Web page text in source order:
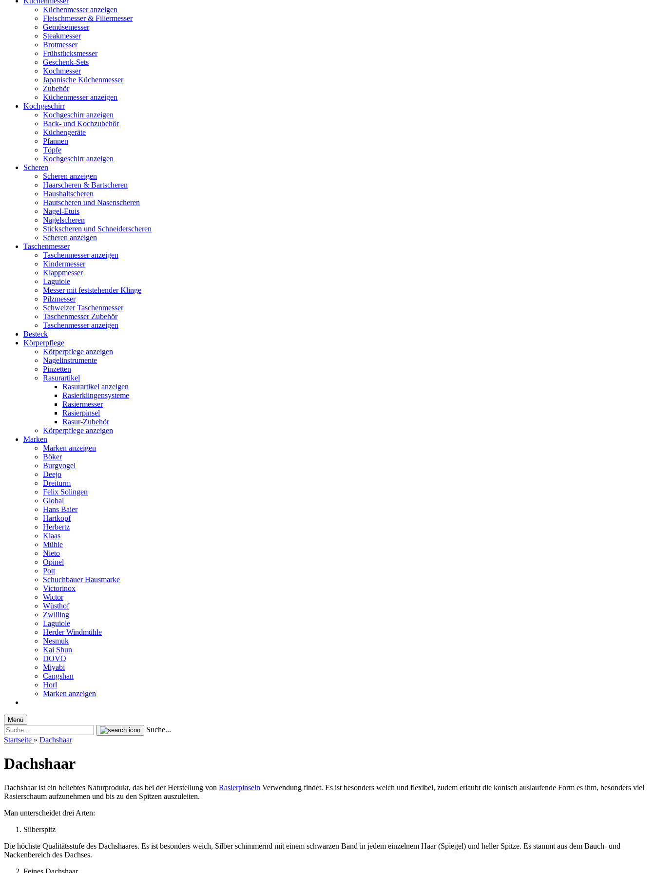
Küchenmesser anzeigen
Fleischmesser & Filiermesser
Gemüsemesser
Steakmesser
Brotmesser
Frühstücksmesser
Geschenk-Sets
Kochmesser
Japanische Küchenmesser
Zubehör
Küchenmesser anzeigen
Kochgeschirr
Kochgeschirr anzeigen
Back- und Kochzubehör
Küchengeräte
Pfannen
Töpfe
Kochgeschirr anzeigen
Scheren
Scheren anzeigen
Haarscheren & Bartscheren
Haushaltscheren
Hautscheren und Nasenscheren
Nagel-Etuis
Nagelscheren
Stickscheren und Schneiderscheren
Scheren anzeigen
Taschenmesser
Taschenmesser anzeigen
Kindermesser
Klappmesser
Laguiole
Messer mit feststehender Klinge
Pilzmesser
Schweizer Taschenmesser
Taschenmesser Zubehör
Taschenmesser anzeigen
Besteck
Körperpflege
Körperpflege anzeigen
Nagelinstrumente
Pinzetten
Rasurartikel
Rasurartikel anzeigen
Rasierklingensysteme
Rasiermesser
Rasierpinsel
Rasur-Zubehör
Körperpflege anzeigen
Marken
Marken anzeigen
Böker
Burgvogel
Deejo
Dreiturm
Felix Solingen
Global
Hans Baier
Hartkopf
Herbertz
Klaas
Mühle
Nieto
Opinel
Pott
Schuchbauer Hausmarke
Victorinox
Wictor
Wüsthof
Zwilling
Laguiole
Herder Windmühle
Nesmuk
Kai Shun
DOVO
Miyabi
Cangshan
Horl
Marken anzeigen
Menü
Suche...
Startseite » Dachshaar
Dachshaar
Dachshaar ist ein beliebtes Naturprodukt, das bei der Herstellung von Rasierpinseln Verwendung findet. Es ist besonders weich und flexibel, zudem erlaubt die konisch auslaufende Form es ihm, besonders viel
Rasierschaum aufzunehmen und bis zu den Spitzen auszuleiten.
Man unterscheidet drei Arten:
Silberspitz
Die höchste Qualitätsstufe des Dachshaares. Es ist besonders weich, Silber schimmernd mit einem schwarzen Band in jedem einzelnem Haar (Spiegel) und heller Spitze. Es stammt aus dem Bauch- und
Nackenbereich des Dachses.
Feines Dachshaar